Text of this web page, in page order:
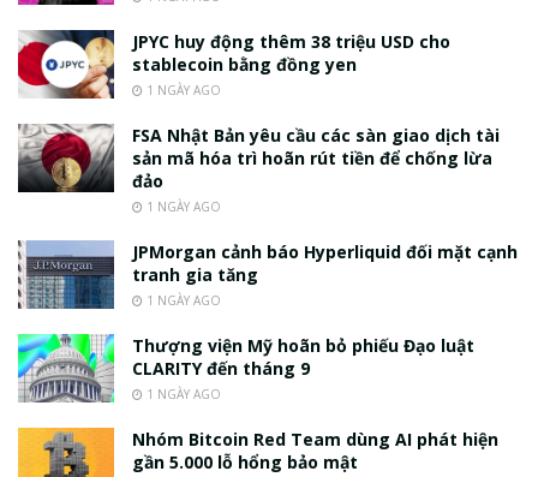
JPYC huy động thêm 38 triệu USD cho
stablecoin bằng đồng yen
1 NGÀY AGO
FSA Nhật Bản yêu cầu các sàn giao dịch tài
sản mã hóa trì hoãn rút tiền để chống lừa
đảo
1 NGÀY AGO
JPMorgan cảnh báo Hyperliquid đối mặt cạnh
tranh gia tăng
1 NGÀY AGO
Thượng viện Mỹ hoãn bỏ phiếu Đạo luật
CLARITY đến tháng 9
1 NGÀY AGO
Nhóm Bitcoin Red Team dùng AI phát hiện
gần 5.000 lỗ hổng bảo mật